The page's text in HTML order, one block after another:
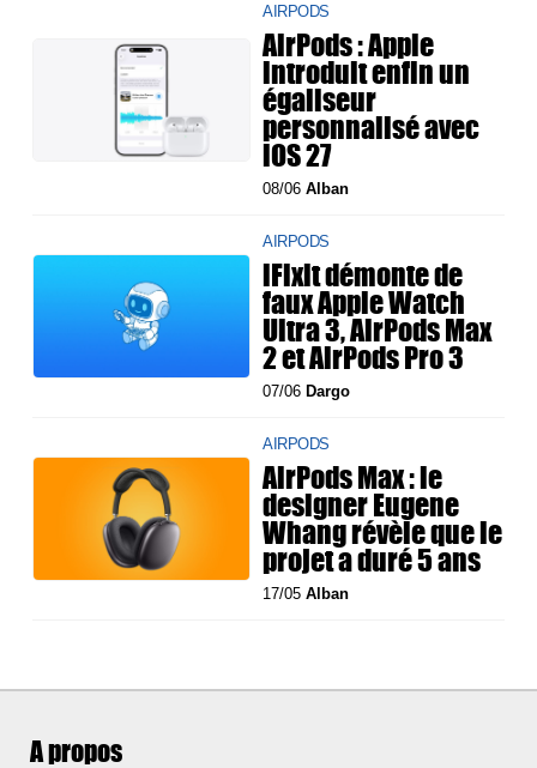
AIRPODS
AirPods : Apple
introduit enfin un
égaliseur
personnalisé avec
iOS 27
08/06Alban
AIRPODS
iFixit démonte de
faux Apple Watch
Ultra 3, AirPods Max
2 et AirPods Pro 3
07/06 Dargo
AIRPODS
AirPods Max : le
designer Eugene
Whang révèle que le
projet a duré 5 ans
17/05Alban
A propos